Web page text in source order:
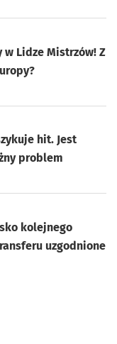
w Lidze Mistrzów! Z
hit. Jest
problem
kolejnego
uzgodnione